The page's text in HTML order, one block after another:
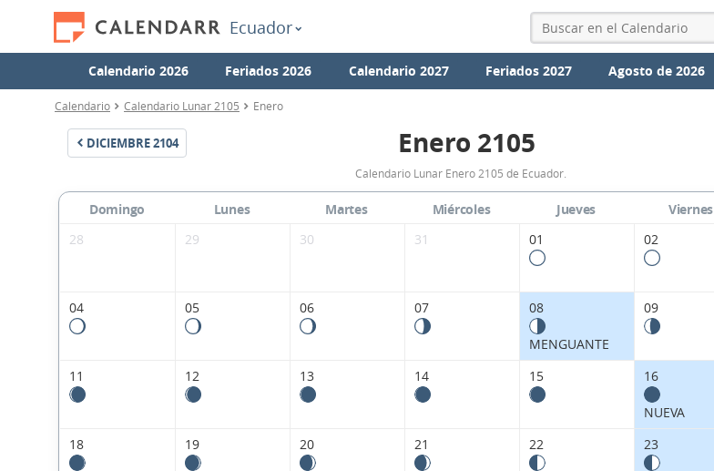
Ecuador
Calendario 2026 Feriados 2026 Calendario 2027 Feriados 2027 Agosto de 2026
Calendario Calendario Lunar 2105 Enero
DICIEMBRE2104
Calendario
Lunar
Enero
Ecuador.
Enero 2105
Calendario Lunar Enero 2105 de Ecuador.
Domingo Lunes Martes Miércoles Jueves Viernes
28
29 30 31 01 02
04 05 06 07 08
MENGUANTE
09
11 12 13 14 15 16
NUEVA
18 19 20 21 22 23